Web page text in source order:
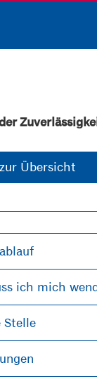
Übersicht
und schließen
und schließen
ich mich
und schließen
Stelle
und schließen